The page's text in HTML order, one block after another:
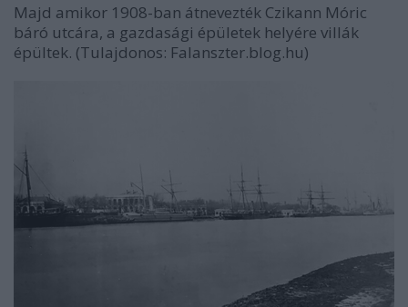
Majd amikor 1908-ban átnevezték Czikann Móric
báró utcára, a gazdasági épületek helyére villák
épültek. (Tulajdonos: Falanszter.blog.hu)